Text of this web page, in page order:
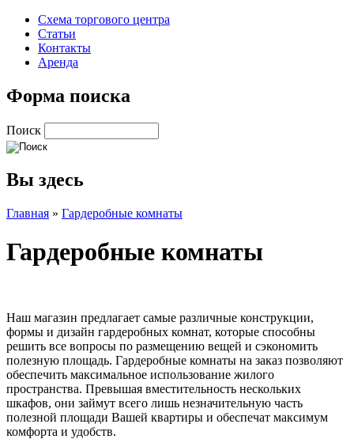
Схема торгового центра
Статьи
Контакты
Аренда
Форма поиска
Поиск
Вы здесь
Главная » Гардеробные комнаты
Гардеробные комнаты
Наш магазин предлагает самые различные конструкции,
формы и дизайн гардеробных комнат, которые способны
решить все вопросы по размещению вещей и сэкономить
полезную площадь. Гардеробные комнаты на заказ позволяют
обеспечить максимальное использование жилого
пространства. Превышая вместительность нескольких
шкафов, они займут всего лишь незначительную часть
полезной площади Вашей квартиры и обеспечат максимум
комфорта и удобств.